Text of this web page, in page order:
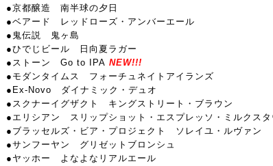
●京都醸造 南半球の夕日
●ベアード レッドローズ・アンバーエール
●鬼伝説 鬼ヶ島
●ひでじビール 日向夏ラガー
●ストーン Go to IPA NEW!!!
●モダンタイムス フォーチュネイトアイランズ
●Ex-Novo ダイナミック・デュオ
●スクナーイグザクト キングストリート・ブラウン
●エリシアン スリップショット・エスプレッソ・ミルクスタ
●ブラッセルズ・ビア・プロジェクト ソレイユ・ルヴァン
●サンフーヤン グリゼットブロンシュ
●ヤッホー よなよなリアルエール